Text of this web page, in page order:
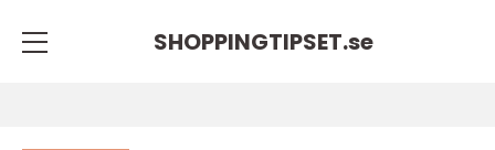
SHOPPINGTIPSET.se